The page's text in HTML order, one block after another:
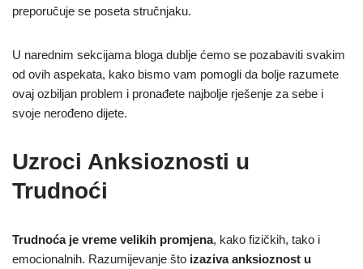
preporučuje se poseta stručnjaku.
U narednim sekcijama bloga dublje ćemo se pozabaviti svakim
od ovih aspekata, kako bismo vam pomogli da bolje razumete
ovaj ozbiljan problem i pronađete najbolje rješenje za sebe i
svoje nerođeno dijete.
Uzroci Anksioznosti u
Trudnoći
Trudnoća je vreme velikih promjena, kako fizičkih, tako i
emocionalnih. Razumijevanje što izaziva anksioznost u